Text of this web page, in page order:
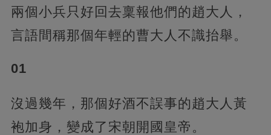
兩個小兵只好回去稟報他們的趙大人，
言語間稱那個年輕的曹大人不識抬舉。
01
沒過幾年，那個好酒不誤事的趙大人黃
袍加身，變成了宋朝開國皇帝。